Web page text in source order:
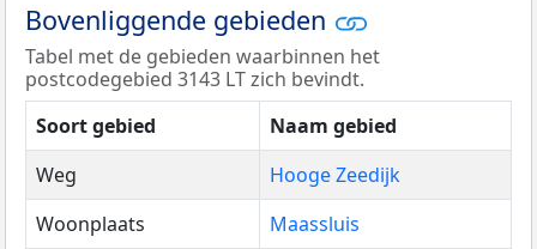
Bovenliggende gebieden
Tabel met de gebieden waarbinnen het
postcodegebied 3143 LT zich bevindt.
Soort gebied
Naam gebied
Weg
Hooge Zeedijk
Woonplaats
Maassluis